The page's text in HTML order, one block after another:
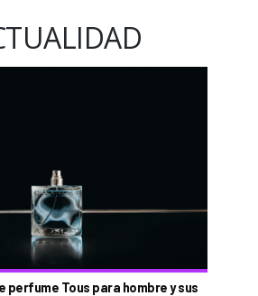
perfume Tous para hombre y sus